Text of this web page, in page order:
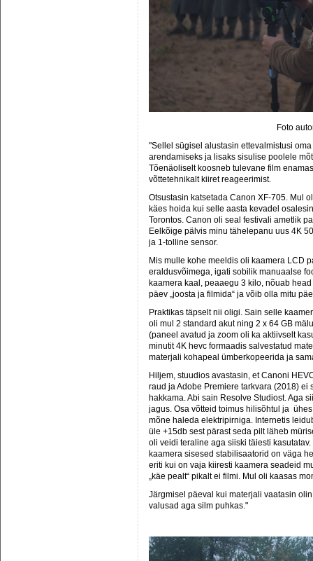
Foto
"Sellel sügisel alustasin ettevalmistusi
arendamiseks ja lisaks sisulise poolele
Tõenäoliselt koosneb tulevane film
võttetehnikalt kiiret reageerimist.
Otsustasin katsetada Canon XF-705. Mul
käes hoida kui selle aasta kevadel
Torontos. Canon oli seal festivali ametlik
Eelkõige pälvis minu tähelepanu uus 4K
ja 1-tolline sensor.
Mis mulle kohe meeldis oli kaamera LCD
eraldusvõimega, igati sobilik manuaalse
kaamera kaal, peaaegu 3 kilo, nõuab
päev „joosta ja filmida“ ja võib olla mitu
Praktikas täpselt nii oligi. Sain selle
oli mul 2 standard akut ning 2 x 64 GB
(paneel avatud ja zoom oli ka aktiivselt
minutit 4K hevc formaadis salvestatud
materjali kohapeal ümberkopeerida ja
Hiljem, stuudios avastasin, et Canoni
raud ja Adobe Premiere tarkvara (2018)
hakkama. Abi sain Resolve Studiost. Aga
jagus. Osa võtteid toimus hilisõhtul ja
mõne haleda elektripirniga. Internetis
üle +15db sest pärast seda pilt läheb
oli veidi teraline aga siiski täiesti
kaamera sisesed stabilisaatorid on väga
eriti kui on vaja kiiresti kaamera seadeid
„käe pealt“ pikalt ei filmi. Mul oli kaasas
Järgmisel päeval kui materjali vaatasin
valusad aga silm puhkas."